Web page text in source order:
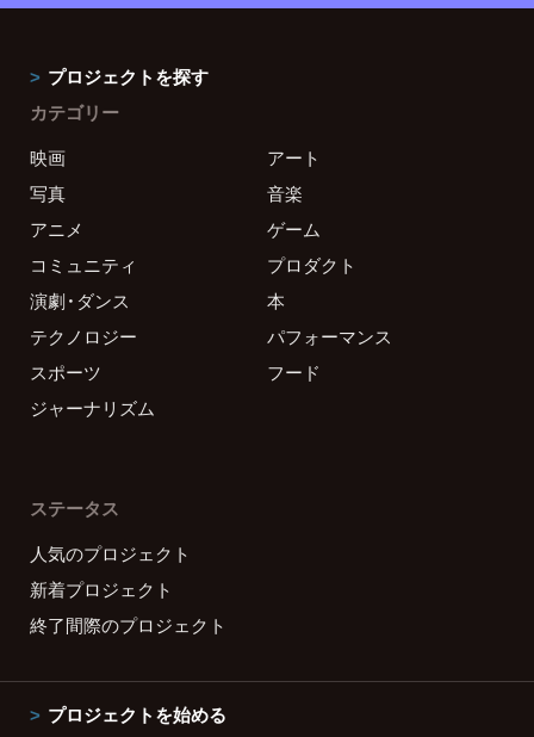
プロジェクトを探す
カテゴリー
映画
アート
写真
音楽
アニメ
ゲーム
コミュニティ
プロダクト
演劇・ダンス
本
テクノロジー
パフォーマンス
スポーツ
フード
ジャーナリズム
ステータス
人気のプロジェクト
新着プロジェクト
終了間際のプロジェクト
プロジェクトを始める